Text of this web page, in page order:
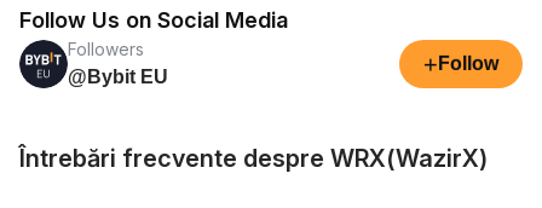
Follow Us on Social Media
Followers
@Bybit EU
+ Follow
Întrebări frecvente despre WRX(WazirX)